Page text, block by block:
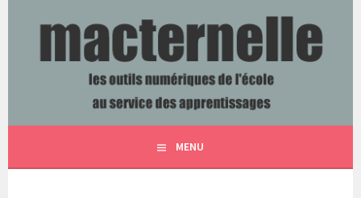
MACTERNELLE
LES OUTILS NUMÉRIQUES DE L'ÉCOLE AU SERVICE DES
MENU